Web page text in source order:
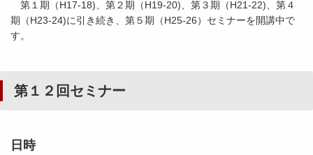
第１期（H17-18)、第２期（H19-20)、第３期（H21-22)、第４
期（H23-24)に引き続き、第５期（H25-26）セミナーを開講中で
す。
第１２回セミナー
日時